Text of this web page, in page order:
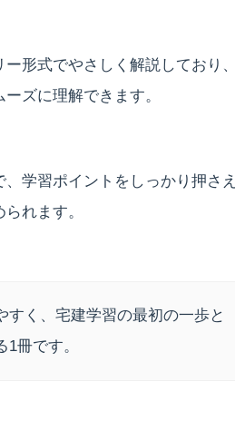
形式でやさしく解説しており
ズに理解できます。
、学習ポイントをしっかり押さ
れます。
すく、宅建学習の最初の一歩と
冊です。